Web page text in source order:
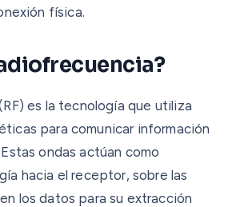
física.
es la tecnología que utiliza
para comunicar información
ondas actúan como
hacia el receptor, sobre las
los datos para su extracción